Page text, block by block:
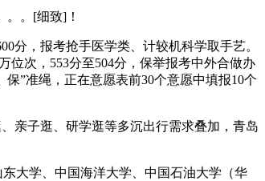
。[细致]！
，报考抢手医学类、计较机科学取手艺。
位次，553分至504分，保举报考中外合做办
”准绳，正在意愿表前30个意愿中填报10个
亲子逛、研学逛等多沉出行需求叠加，青岛
大学、中国海洋大学、中国石油大学（华